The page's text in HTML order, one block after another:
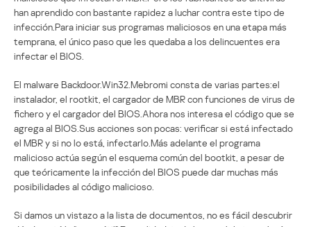
han aprendido con bastante rapidez a luchar contra este tipo de
infección.Para iniciar sus programas maliciosos en una etapa más
temprana, el único paso que les quedaba a los delincuentes era
infectar el BIOS.
El malware Backdoor.Win32.Mebromi consta de varias partes:el
instalador, el rootkit, el cargador de MBR con funciones de virus de
fichero y el cargador del BIOS.Ahora nos interesa el código que se
agrega al BIOS.Sus acciones son pocas: verificar si está infectado
el MBR y si no lo está, infectarlo.Más adelante el programa
malicioso actúa según el esquema común del bootkit, a pesar de
que teóricamente la infección del BIOS puede dar muchas más
posibilidades al código malicioso.
Si damos un vistazo a la lista de documentos, no es fácil descubrir